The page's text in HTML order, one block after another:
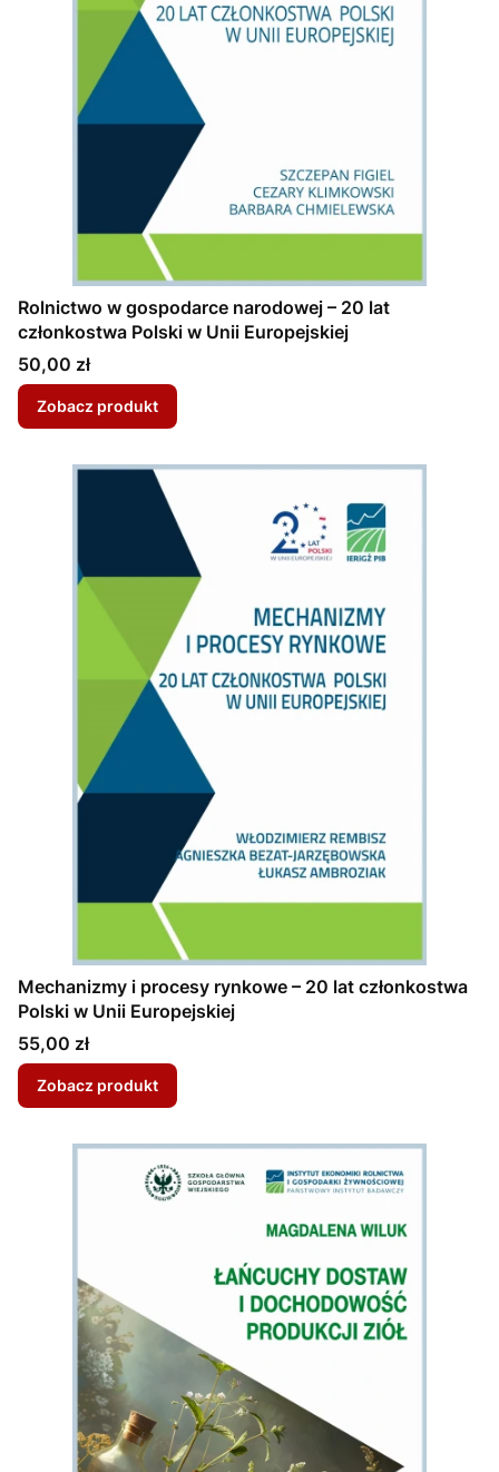
Rolnictwo w gospodarce narodowej – 20 lat
członkostwa Polski w Unii Europejskiej
Cena
50,00 zł
Zobacz produkt
Mechanizmy i procesy rynkowe – 20 lat członkostwa
Polski w Unii Europejskiej
Cena
55,00 zł
Zobacz produkt